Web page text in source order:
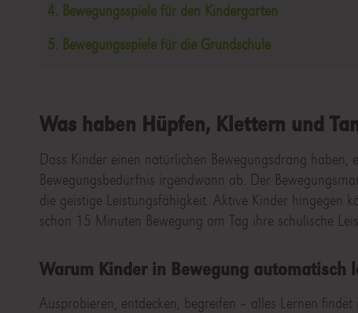
4. Bewegungsspiele für den Kindergarten
5. Bewegungsspiele für die Grundschule
Was haben Hüpfen, Klettern und
Dass Kinder einen natürlichen Bewegungsdrang
Bewegungsbedürfnis irgendwann ab. Der
die geistige Leistungsfähigkeit. Aktive Kinder hingegen
schon 15 Minuten Bewegung am Tag ihre schulische
Warum Kinder in Bewegung automatisch
Ausprobieren, entdecken, begreifen – alles Lernen